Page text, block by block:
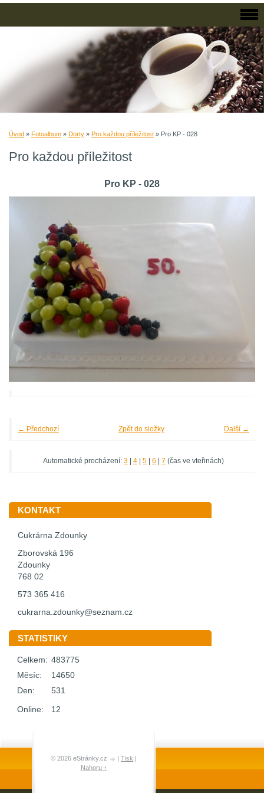
Úvod » Fotoalbum » Dorty » Pro každou příležitost » Pro KP - 028
Pro každou příležitost
Pro KP - 028
← Předchozí Další →
Zpět do složky
Automatické procházení: 3 4 5 6 7 (čas ve vteřinách)
KONTAKT
Cukrárna Zdounky
Zborovská 196
Zdounky
768 02
573 365 416
cukrarna.zdounky@seznam.cz
STATISTIKY
Online: 12
Celkem: 483775
Měsíc:
14650
Den:
531
© 2026 eStránky.cz | Tisk |
Nahoru ↑